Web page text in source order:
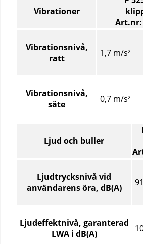
olika
produktartiklar
Vibrationer
Art.nr:
Vibrationsnivå,
ratt
1,7 m/s²
Vibrationsnivå,
säte
0,7 m/s²
buller
specifikationer
för
Ljud och buller
Ljudtrycksnivå vid
användarens öra, dB(A)
Ljudeffektnivå, garanterad
LWA i dB(A)